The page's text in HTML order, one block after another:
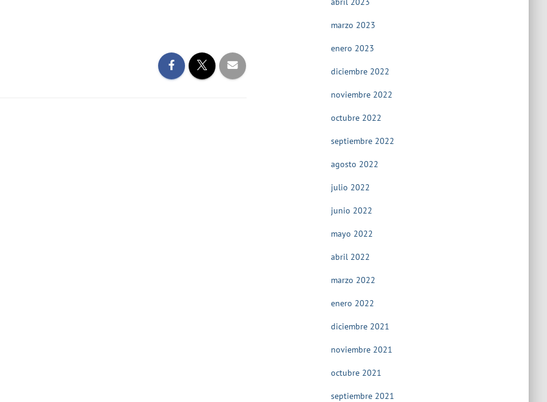
marzo 2023
enero 2023
diciembre 2022
noviembre 2022
octubre 2022
septiembre 2022
agosto 2022
julio 2022
junio 2022
mayo 2022
abril 2022
marzo 2022
enero 2022
diciembre 2021
noviembre 2021
octubre 2021
septiembre 2021